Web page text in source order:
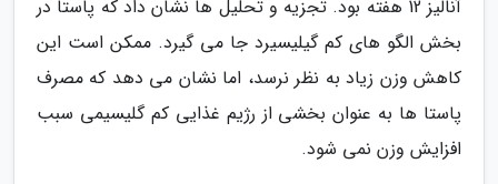
آنالیز 12 هفته بود. تجزیه و تحلیل ها نشان داد که پاستا در
بخش الگو های کم گیلیسیرد جا می گیرد. ممکن است این
کاهش وزن زیاد به نظر نرسد، اما نشان می دهد که مصرف
پاستا ها به عنوان بخشی از رژیم غذایی کم گلیسیمی سبب
افزایش وزن نمی شود.